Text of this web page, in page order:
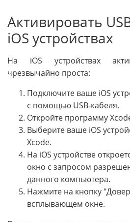
Активировать
iOS устройствах
На iOS устройствах
чрезвычайно проста:
Подключите ваше iOS
с помощью USB-кабеля.
Откройте программу
Выберите ваше iOS
Xcode.
На iOS устройстве
окно с запросом
данного компьютера.
Нажмите на кнопку
всплывающем окне.